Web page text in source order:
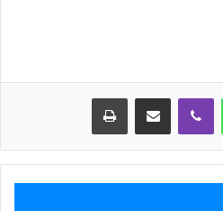
واتساب ڤايبر مشاركة عبر البريد طباعة